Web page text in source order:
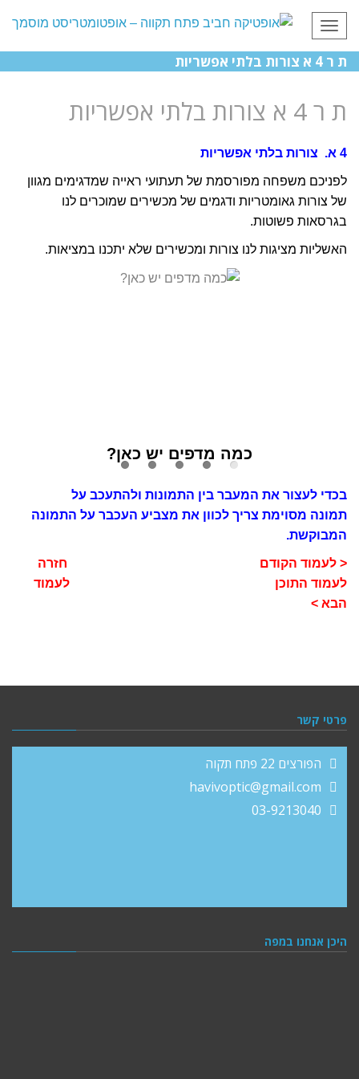
תפריט
ת ר 4 א צורות בלתי אפשריות
ת ר 4 א צורות בלתי אפשריות
4 א. צורות בלתי אפשריות
לפניכם משפחה מפורסמת של תעתועי ראייה שמדגימים מגוון
של צורות גאומטריות ודגמים של מכשירים שמוכרים לנו
בגרסאות פשוטות.
האשליות מציגות לנו צורות ומכשירים שלא יתכנו במציאות.
כמה מדפים יש כאן?
בכדי לעצור את המעבר בין התמונות ולהתעכב על
תמונה מסוימת צריך לכוון את מצביע העכבר על התמונה
המבוקשת.
< לעמוד הקודם
חזרה
לעמוד התוכן
לעמוד
הבא >
פרטי קשר
הפורצים 22 פתח תקוה
havivoptic@gmail.com
03-9213040
היכן אנחנו במפה